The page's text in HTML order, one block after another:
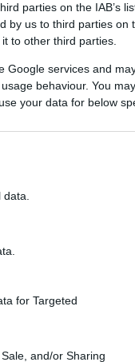
parties on the IAB’s
by us to third parties on
to other third parties.
Google services and
behaviour. You
your data for below
for Targeted
and/or Sharing